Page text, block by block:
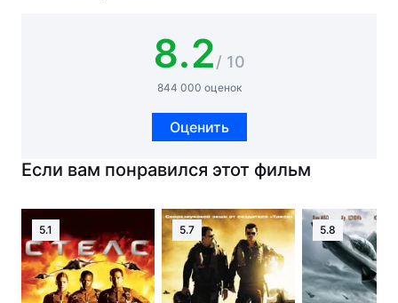
8.2/ 10
844 000 оценок
Оценить
Если вам понравился этот фильм
5.1 5.7 5.8